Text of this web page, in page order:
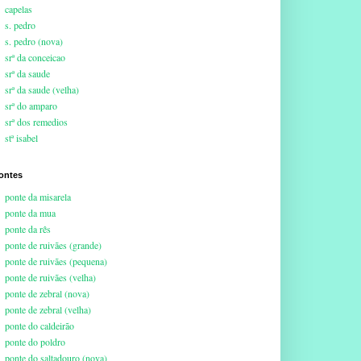
capelas
s. pedro
s. pedro (nova)
srª da conceicao
srª da saude
srª da saude (velha)
srª do amparo
srª dos remedios
stª isabel
ponte da misarela
ponte da mua
ponte da rês
ponte de ruivães (grande)
ponte de ruivães (pequena)
ponte de ruivães (velha)
ponte de zebral (nova)
ponte de zebral (velha)
ponte do caldeirão
ponte do poldro
ponte do saltadouro (nova)